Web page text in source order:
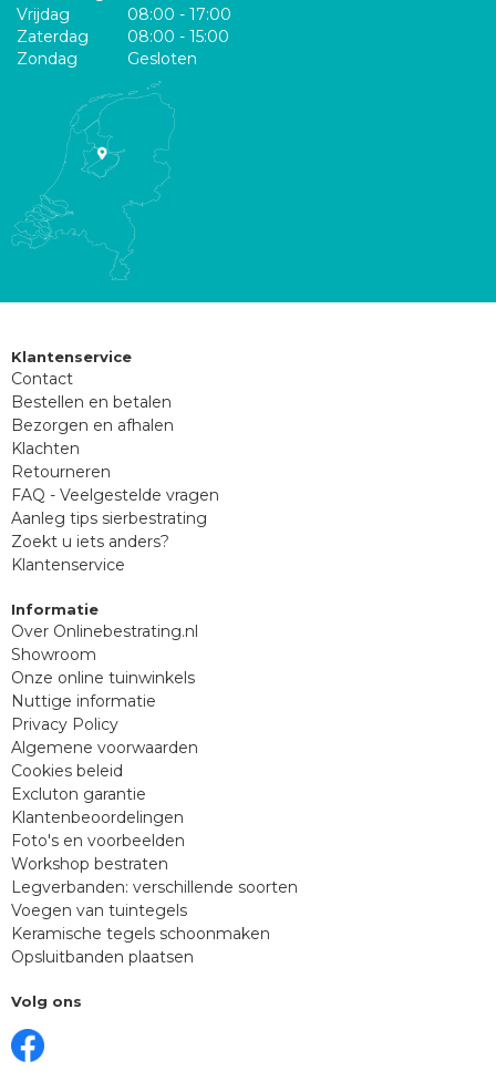
Vrijdag
08:00 - 17:00
Zaterdag
08:00 - 15:00
Zondag
Gesloten
Klantenservice
Contact
Bestellen en betalen
Bezorgen en afhalen
Klachten
Retourneren
FAQ - Veelgestelde vragen
Aanleg tips sierbestrating
Zoekt u iets anders?
Klantenservice
Informatie
Over Onlinebestrating.nl
Showroom
Onze online tuinwinkels
Nuttige informatie
Privacy Policy
Algemene voorwaarden
Cookies beleid
Excluton garantie
Klantenbeoordelingen
Foto's en voorbeelden
Workshop bestraten
Legverbanden: verschillende soorten
Voegen van tuintegels
Keramische tegels schoonmaken
Opsluitbanden plaatsen
Volg ons